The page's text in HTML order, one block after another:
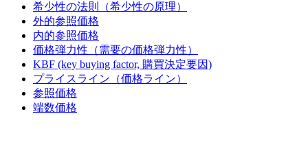
希少性の法則（希少性の原理）
外的参照価格
内的参照価格
価格弾力性（需要の価格弾力性）
KBF (key buying factor, 購買決定要因)
プライスライン（価格ライン）
参照価格
端数価格